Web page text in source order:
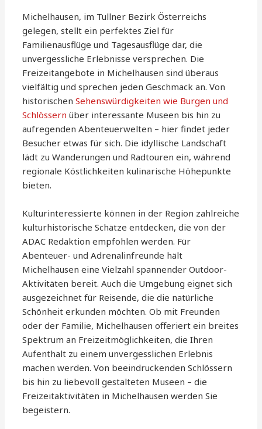
Michelhausen, im Tullner Bezirk Österreichs
gelegen, stellt ein perfektes Ziel für
Familienausflüge und Tagesausflüge dar, die
unvergessliche Erlebnisse versprechen. Die
Freizeitangebote in Michelhausen sind überaus
vielfältig und sprechen jeden Geschmack an. Von
historischenSehenswürdigkeiten wie Burgen und
Schlössern über interessante Museen bis hin zu
aufregenden Abenteuerwelten – hier findet jeder
Besucher etwas für sich. Die idyllische Landschaft
lädt zu Wanderungen und Radtouren ein, während
regionale Köstlichkeiten kulinarische Höhepunkte
bieten.
Kulturinteressierte können in der Region zahlreiche
kulturhistorische Schätze entdecken, die von der
ADAC Redaktion empfohlen werden. Für
Abenteuer- und Adrenalinfreunde hält
Michelhausen eine Vielzahl spannender Outdoor-
Aktivitäten bereit. Auch die Umgebung eignet sich
ausgezeichnet für Reisende, die die natürliche
Schönheit erkunden möchten. Ob mit Freunden
oder der Familie, Michelhausen offeriert ein breites
Spektrum an Freizeitmöglichkeiten, die Ihren
Aufenthalt zu einem unvergesslichen Erlebnis
machen werden. Von beeindruckenden Schlössern
bis hin zu liebevoll gestalteten Museen – die
Freizeitaktivitäten in Michelhausen werden Sie
begeistern.